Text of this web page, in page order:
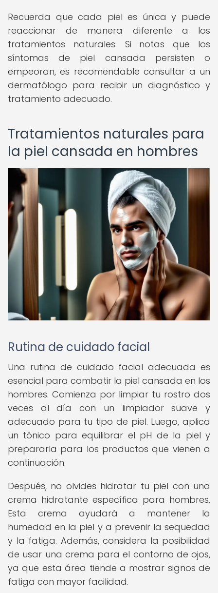
Recuerda que cada piel es única y puede
reaccionar de manera diferente a los
tratamientos naturales. Si notas que los
síntomas de piel cansada persisten o
empeoran, es recomendable consultar a un
dermatólogo para recibir un diagnóstico y
tratamiento adecuado.
Tratamientos naturales para
la piel cansada en hombres
Rutina de cuidado facial
Una rutina de cuidado facial adecuada es
esencial para combatir la piel cansada en los
hombres. Comienza por limpiar tu rostro dos
veces al día con un limpiador suave y
adecuado para tu tipo de piel. Luego, aplica
un tónico para equilibrar el pH de la piel y
prepararla para los productos que vienen a
continuación.
Después, no olvides hidratar tu piel con una
crema hidratante específica para hombres.
Esta crema ayudará a mantener la
humedad en la piel y a prevenir la sequedad
y la fatiga. Además, considera la posibilidad
de usar una crema para el contorno de ojos,
ya que esta área tiende a mostrar signos de
fatiga con mayor facilidad.